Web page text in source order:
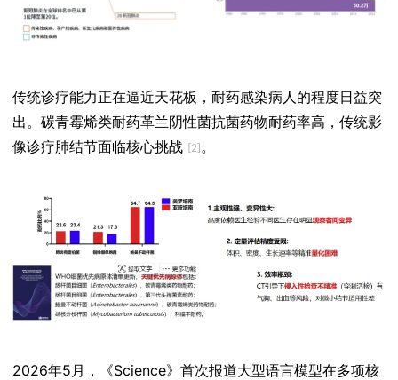
传统诊疗能力正在逼近天花板，耐药感染病人的程度日益突
出。碳青霉烯类耐药革兰阴性菌抗菌药物耐药率高，传统影
像诊疗肺结节面临核心挑战 [2] 。
2026年5月，《Science》首次报道大型语言模型在多项核